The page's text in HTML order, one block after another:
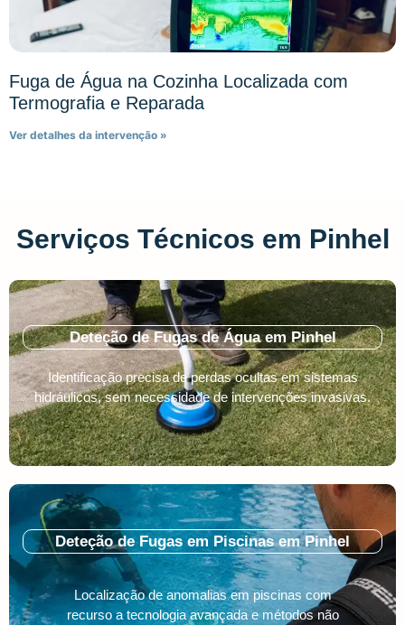
Fuga de Água na Cozinha Localizada com
Termografia e Reparada
Ver detalhes da intervenção »
Serviços Técnicos em Pinhel
Deteção de Fugas de Água em Pinhel
Identificação precisa de perdas ocultas em sistemas
hidráulicos, sem necessidade de intervenções invasivas.
Deteção de Fugas em Piscinas em Pinhel
Localização de anomalias em piscinas com
recurso a tecnologia avançada e métodos não